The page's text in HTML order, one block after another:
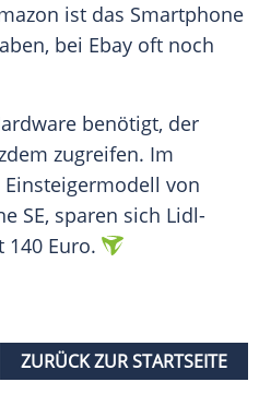
ist das Smartphone
bei Ebay oft noch
benötigt, der
zugreifen. Im
Einsteigermodell von
SE, sparen sich Lidl-
Euro.
ZURÜCK ZUR STARTSEITE